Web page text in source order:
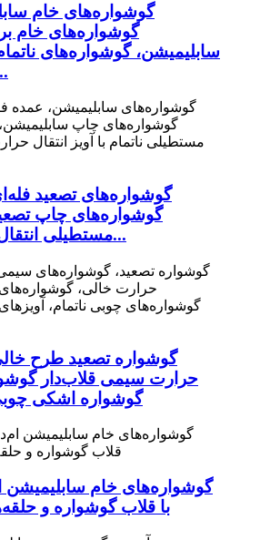
گوشواره‌های خام
گوشواره‌های خام
سابلیمیشن، گوشواره‌های
گوشواره‌های تصعید
گوشواره‌های چاپ
مستطیلی انتقال حرارت...
گوشواره تصعید طرح
حرارت سیمی قلاب‌دار
گوشواره اشکی
گوشواره‌های خام
با قلاب گوشواره و